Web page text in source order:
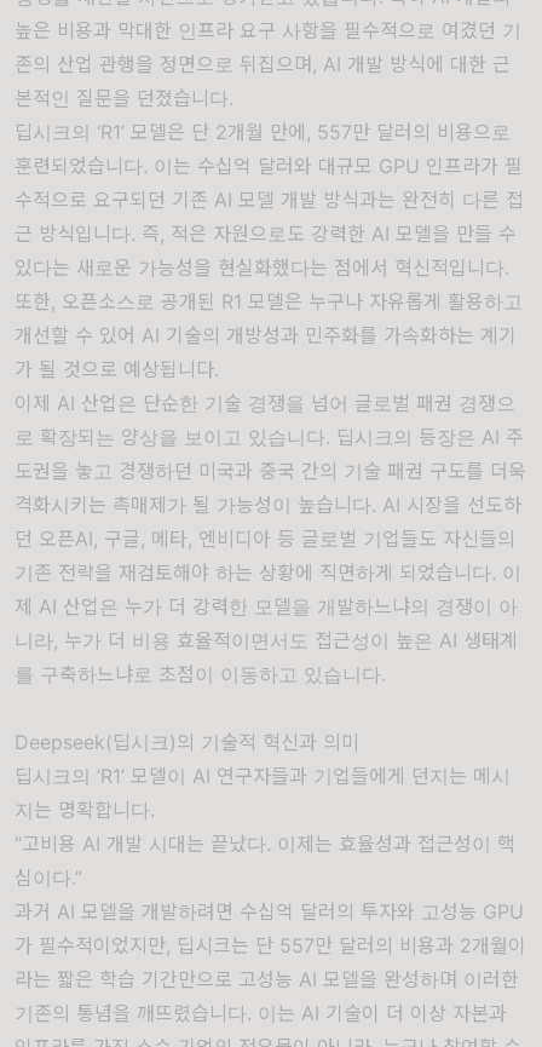
높은 비용과 막대한 인프라 요구 사항을 필수적으로 여겼던 기
존의 산업 관행을 정면으로 뒤집으며, AI 개발 방식에 대한 근
본적인 질문을 던졌습니다.
딥시크의 ‘R1’ 모델은 단 2개월 만에, 557만 달러의 비용으로
훈련되었습니다. 이는 수십억 달러와 대규모 GPU 인프라가 필
수적으로 요구되던 기존 AI 모델 개발 방식과는 완전히 다른 접
근 방식입니다. 즉, 적은 자원으로도 강력한 AI 모델을 만들 수
있다는 새로운 가능성을 현실화했다는 점에서 혁신적입니다.
또한, 오픈소스로 공개된 R1 모델은 누구나 자유롭게 활용하고
개선할 수 있어 AI 기술의 개방성과 민주화를 가속화하는 계기
가 될 것으로 예상됩니다.
이제 AI 산업은 단순한 기술 경쟁을 넘어 글로벌 패권 경쟁으
로 확장되는 양상을 보이고 있습니다. 딥시크의 등장은 AI 주
도권을 놓고 경쟁하던 미국과 중국 간의 기술 패권 구도를 더욱
격화시키는 촉매제가 될 가능성이 높습니다. AI 시장을 선도하
던 오픈AI, 구글, 메타, 엔비디아 등 글로벌 기업들도 자신들의
기존 전략을 재검토해야 하는 상황에 직면하게 되었습니다. 이
제 AI 산업은 누가 더 강력한 모델을 개발하느냐의 경쟁이 아
니라, 누가 더 비용 효율적이면서도 접근성이 높은 AI 생태계
를 구축하느냐로 초점이 이동하고 있습니다.
Deepseek(딥시크)의 기술적 혁신과 의미
딥시크의 ‘R1’ 모델이 AI 연구자들과 기업들에게 던지는 메시
지는 명확합니다.
“고비용 AI 개발 시대는 끝났다. 이제는 효율성과 접근성이 핵
심이다.”
과거 AI 모델을 개발하려면 수십억 달러의 투자와 고성능 GPU
가 필수적이었지만, 딥시크는 단 557만 달러의 비용과 2개월이
라는 짧은 학습 기간만으로 고성능 AI 모델을 완성하며 이러한
기존의 통념을 깨뜨렸습니다. 이는 AI 기술이 더 이상 자본과